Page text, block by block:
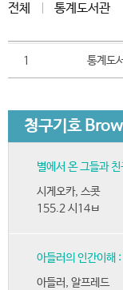
전체 통계도서관
1 통계도
청구기호
별에서 온 그들과
시게오카, 스콧
155.2 시14ㅂ
아들러의 인간이해
아들러, 알프레드